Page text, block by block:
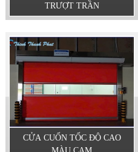
TRƯỢT TRẦN
CỬA CUỐN TỐC ĐỘ CAO